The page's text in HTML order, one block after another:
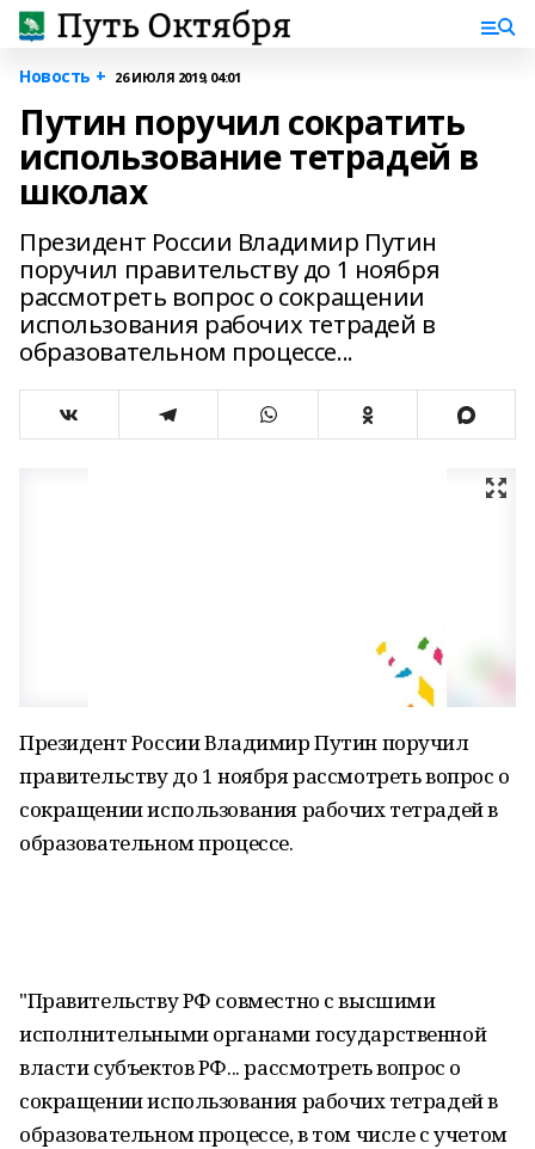
Новость + 26 ИЮЛЯ 2019, 04:01
Путин поручил сократить
использование тетрадей в
школах
Президент России Владимир Путин
поручил правительству до 1 ноября
рассмотреть вопрос о сокращении
использования рабочих тетрадей в
образовательном процессе...
Президент России Владимир Путин поручил
правительству до 1 ноября рассмотреть вопрос о
сокращении использования рабочих тетрадей в
образовательном процессе.
"Правительству РФ совместно с высшими
исполнительными органами государственной
власти субъектов РФ... рассмотреть вопрос о
сокращении использования рабочих тетрадей в
образовательном процессе, в том числе с учетом